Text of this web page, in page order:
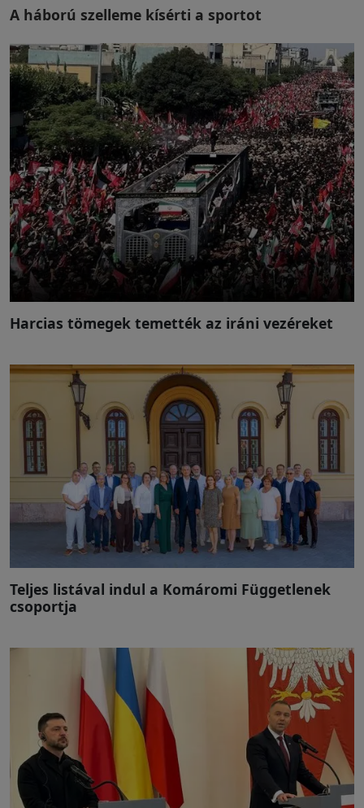
A háború szelleme kísérti a sportot
Harcias tömegek temették az iráni vezéreket
Teljes listával indul a Komáromi Függetlenek
csoportja